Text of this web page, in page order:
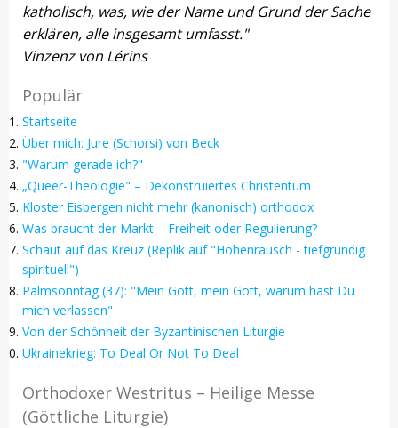
katholisch, was, wie der Name und Grund der Sache
erklären, alle insgesamt umfasst."
Vinzenz von Lérins
Populär
Startseite
Über mich: Jure (Schorsi) von Beck
"Warum gerade ich?"
„Queer-Theologie" – Dekonstruiertes Christentum
Kloster Eisbergen nicht mehr (kanonisch) orthodox
Was braucht der Markt – Freiheit oder Regulierung?
Schaut auf das Kreuz (Replik auf "Höhenrausch - tiefgründig
spirituell")
Palmsonntag (37): "Mein Gott, mein Gott, warum hast Du
mich verlassen"
Von der Schönheit der Byzantinischen Liturgie
Ukrainekrieg: To Deal Or Not To Deal
Orthodoxer Westritus – Heilige Messe
(Göttliche Liturgie)